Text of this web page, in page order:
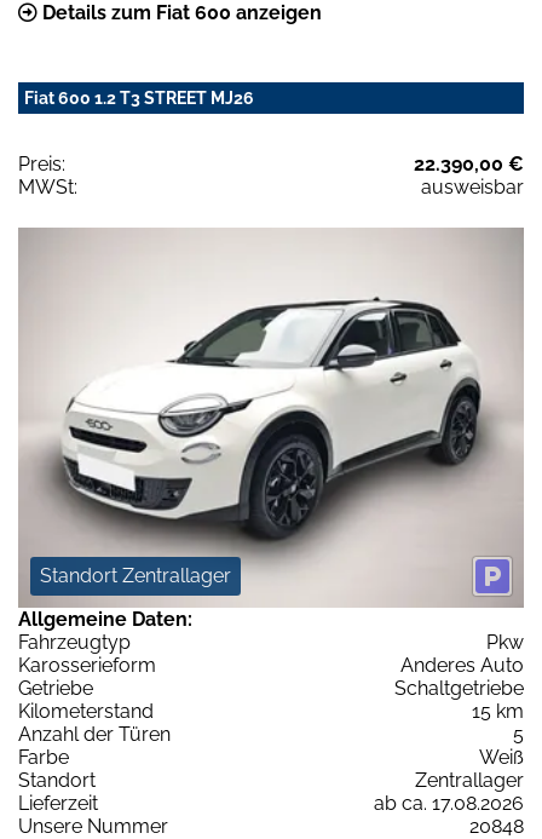
Details zum Fiat 600 anzeigen
Fiat 600 1.2 T3 STREET MJ26
Preis:
22.390,00 €
MWSt:
ausweisbar
Standort Zentrallager
Allgemeine Daten:
Fahrzeugtyp
Pkw
Karosserieform
Anderes Auto
Getriebe
Schaltgetriebe
Kilometerstand
15 km
Anzahl der Türen
5
Farbe
Weiß
Standort
Zentrallager
Lieferzeit
ab ca. 17.08.2026
Unsere Nummer
20848